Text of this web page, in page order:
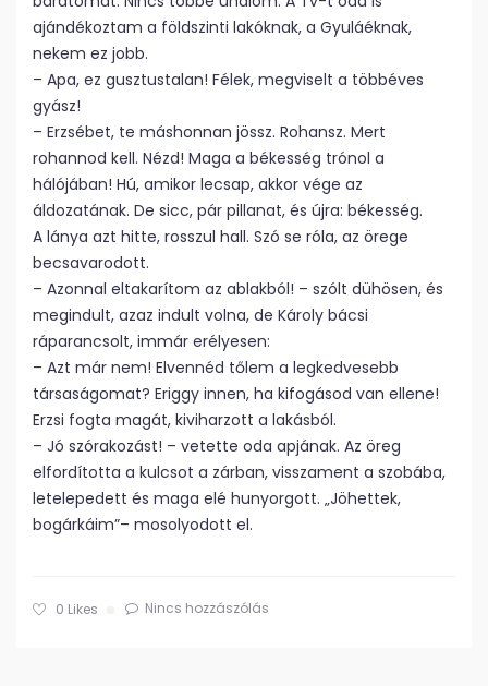
ajándékoztam a földszinti lakóknak, a Gyuláéknak,
nekem ez jobb.
– Apa, ez gusztustalan! Félek, megviselt a többéves
gyász!
– Erzsébet, te máshonnan jössz. Rohansz. Mert
rohannod kell. Nézd! Maga a békesség trónol a
hálójában! Hú, amikor lecsap, akkor vége az
áldozatának. De sicc, pár pillanat, és újra: békesség.
A lánya azt hitte, rosszul hall. Szó se róla, az örege
becsavarodott.
– Azonnal eltakarítom az ablakból! – szólt dühösen, és
megindult, azaz indult volna, de Károly bácsi
ráparancsolt, immár erélyesen:
– Azt már nem! Elvennéd tőlem a legkedvesebb
társaságomat? Eriggy innen, ha kifogásod van ellene!
Erzsi fogta magát, kiviharzott a lakásból.
– Jó szórakozást! – vetette oda apjának. Az öreg
elfordította a kulcsot a zárban, visszament a szobába,
letelepedett és maga elé hunyorgott. „Jöhettek,
bogárkáim”– mosolyodott el.
0 Likes Nincs hozzászólás